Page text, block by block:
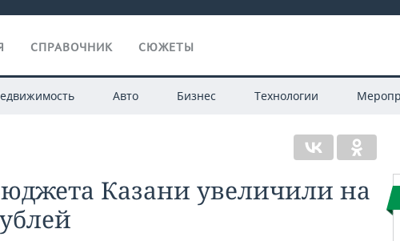
СПРАВОЧНИК СЮЖЕТЫ
Авто Бизнес Технологии
Казани увеличили на